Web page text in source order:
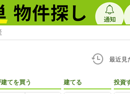
最近見
てを買う 建てる 投資